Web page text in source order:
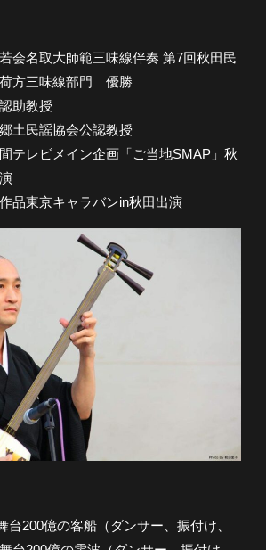
会名取大師範三味線伴奏 第7回秋田民
方三味線部門 優勝
助教授
土民謡協会公認教授
テレビメイン企画「ご当地SMAP」秋
品東京キャラバンin秋田出演
台200億の客船（ダンサー、振付け、